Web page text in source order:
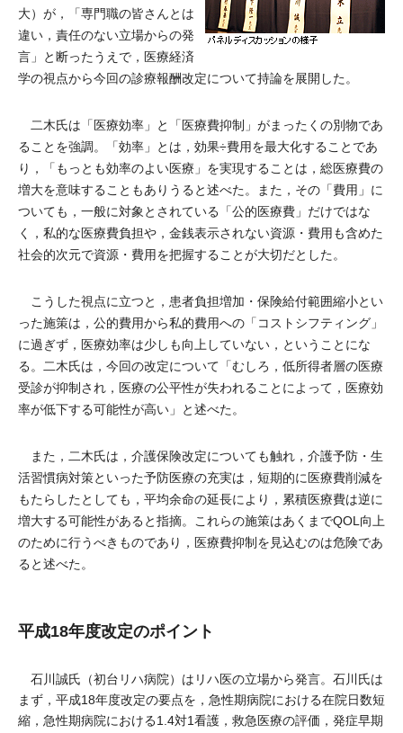
大）が，「専門職の皆さんとは
違い，責任のない立場からの発
言」と断ったうえで，医療経済
学の視点から今回の診療報酬改定について持論を展開した。
二木氏は「医療効率」と「医療費抑制」がまったくの別物であ
ることを強調。「効率」とは，効果÷費用を最大化することであ
り，「もっとも効率のよい医療」を実現することは，総医療費の
増大を意味することもありうると述べた。また，その「費用」に
ついても，一般に対象とされている「公的医療費」だけではな
く，私的な医療費負担や，金銭表示されない資源・費用も含めた
社会的次元で資源・費用を把握することが大切だとした。
こうした視点に立つと，患者負担増加・保険給付範囲縮小とい
った施策は，公的費用から私的費用への「コストシフティング」
に過ぎず，医療効率は少しも向上していない，ということにな
る。二木氏は，今回の改定について「むしろ，低所得者層の医療
受診が抑制され，医療の公平性が失われることによって，医療効
率が低下する可能性が高い」と述べた。
また，二木氏は，介護保険改定についても触れ，介護予防・生
活習慣病対策といった予防医療の充実は，短期的に医療費削減を
もたらしたとしても，平均余命の延長により，累積医療費は逆に
増大する可能性があると指摘。これらの施策はあくまでQOL向上
のために行うべきものであり，医療費抑制を見込むのは危険であ
ると述べた。
平成18年度改定のポイント
石川誠氏（初台リハ病院）はリハ医の立場から発言。石川氏は
まず，平成18年度改定の要点を，急性期病院における在院日数短
縮，急性期病院における1.4対1看護，救急医療の評価，発症早期